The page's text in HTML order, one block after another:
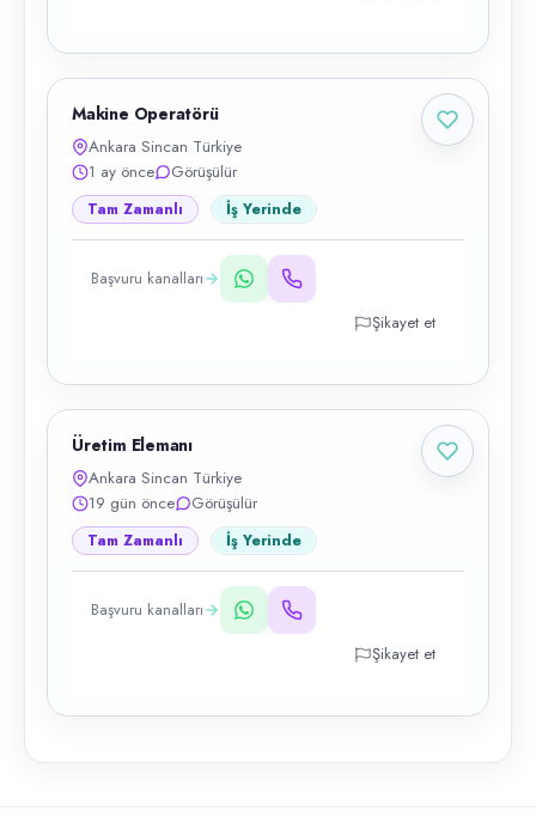
Makine Operatörü
Ankara Sincan Türkiye
1 ay önce
Görüşülür
Tam Zamanlı İş Yerinde
Başvuru kanalları
Şikayet et
Üretim Elemanı
Ankara Sincan Türkiye
19 gün önce
Görüşülür
Tam Zamanlı İş Yerinde
Başvuru kanalları
Şikayet et